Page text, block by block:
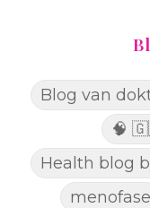
Blog van
🧠
Health blog
menofase